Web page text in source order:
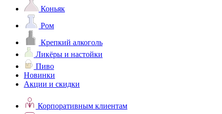
Коньяк
Ром
Крепкий алкоголь
Ликёры и настойки
Пиво
Новинки
Акции и скидки
Корпоративным клиентам